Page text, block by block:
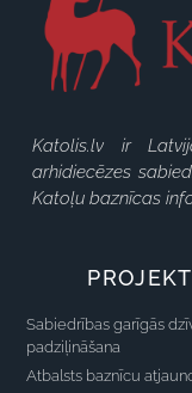
Katolis.lv ir
arhidiecēzes
Katoļu baznīcas
Sabiedrības garīgās
padziļināšana
Atbalsts baznīcu